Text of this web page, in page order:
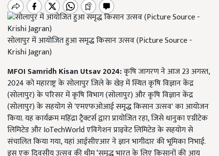
सोलापुर में आयोजित हुआ समृद्ध किसान उत्सव (Picture Source -
Krishi Jagran)
MFOI Samridh Kisan Utsav 2024:कृषि जागरण ने आज 23 अगस्त,
2024 को महाराष्ट्र के सोलापुर जिले के खेड़ में स्थित कृषि विज्ञान केंद्र
(सोलापुर) के परिसर में कृषि विभाग (सोलापुर) और कृषि विज्ञान केंद्र
(सोलापुर) के सहयोग से 'एमएफओआई समृद्ध किसान उत्सव' का आयोजन
किया. यह कार्यक्रम महिंद्रा ट्रैक्टर्स द्वारा प्रायोजित रहा, जिसे धानुका एग्रीटेक
लिमिटेड और IoTechWorld एविगेशन प्राइवेट लिमिटेड के सहयोग से
संचालित किया गया, यहां आईसीएआर ने ज्ञान भागीदार की भूमिका निभाई.
इस एक दिवसीय उत्सव की थीम ‘समृद्ध भारत के लिए किसानों की आय